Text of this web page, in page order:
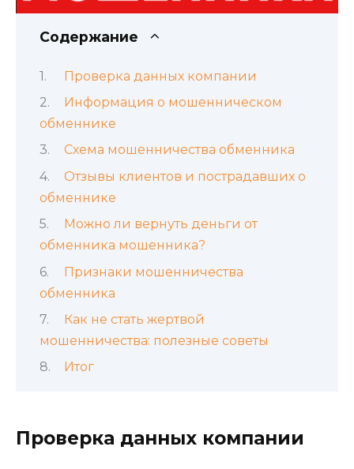
Содержание
Проверка данных компании
Информация о мошенническом
обменнике
Схема мошенничества обменника
Отзывы клиентов и пострадавших о
обменнике
Можно ли вернуть деньги от
обменника мошенника?
Признаки мошенничества
обменника
Как не стать жертвой
мошенничества: полезные советы
Итог
Проверка данных компании